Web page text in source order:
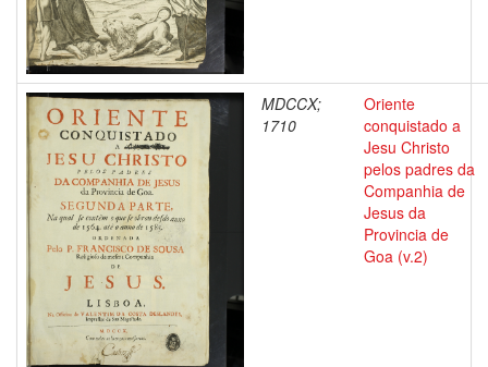
MDCCX;
1710
Oriente
conquistado a
Jesu Christo
pelos padres da
Companhia de
Jesus da
Provincia de
Goa (v.2)